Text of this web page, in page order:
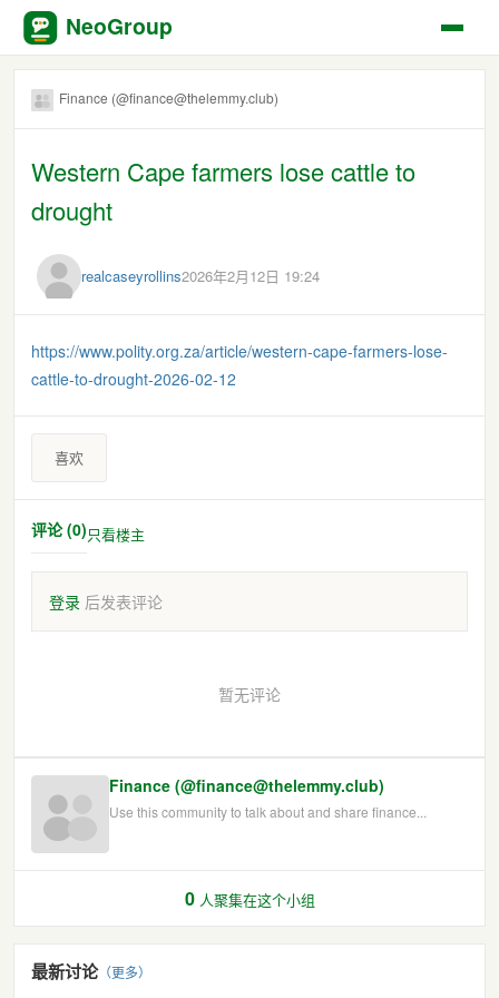
NeoGroup
Finance (@finance@thelemmy.club)
Western Cape farmers lose cattle to
drought
realcaseyrollins2026年2月12日 19:24
https://www.polity.org.za/article/western-cape-farmers-lose-
cattle-to-drought-2026-02-12
喜欢
评论 (0)只看楼主
登录 后发表评论
暂无评论
Finance (@finance@thelemmy.club)
Use this community to talk about and share finance...
0人聚集在这个小组
最新讨论（更多）